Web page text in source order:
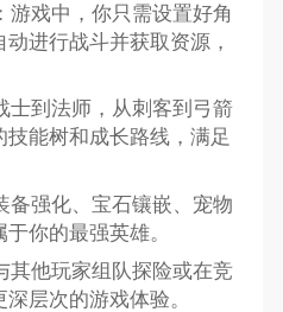
游戏中，你只需设置好角
进行战斗并获取资源，
士到法师，从刺客到弓箭
能树和成长路线，满足
备强化、宝石镶嵌、宠物
你的最强英雄。
其他玩家组队探险或在竞
层次的游戏体验。